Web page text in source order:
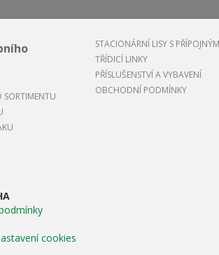
TECHNOLOGIES
SORTIMENTU
STACIONÁRNÍ LISY S
TŘÍDICÍ LINKY
PŘÍSLUŠENSTVÍ A VYBAVENÍ
OBCHODNÍ PODMÍNKY
cookies